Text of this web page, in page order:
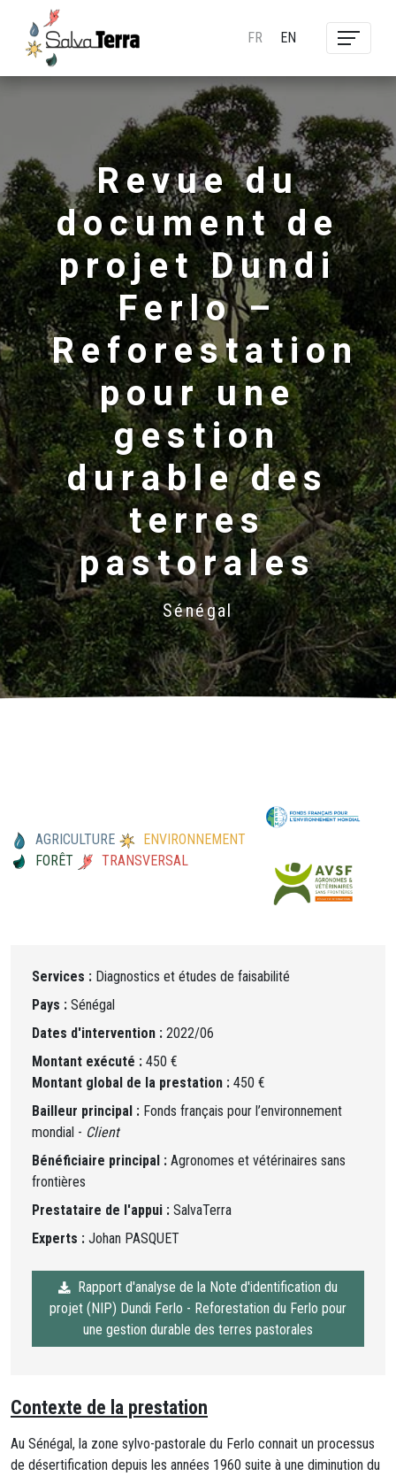
FR EN
Revue du
document de
projet Dundi
Ferlo –
Reforestation
pour une
gestion
durable des
terres
pastorales
Sénégal
AGRICULTURE
ENVIRONNEMENT
FORÊT
TRANSVERSAL
Services : Diagnostics et études de faisabilité
Pays : Sénégal
Dates d'intervention : 2022/06
Montant exécuté : 450 €
Montant global de la prestation : 450 €
Bailleur principal : Fonds français pour l’environnement
mondial - Client
Bénéficiaire principal : Agronomes et vétérinaires sans
frontières
Prestataire de l'appui : SalvaTerra
Experts : Johan PASQUET
Rapport d'analyse de la Note d'identification du
projet (NIP) Dundi Ferlo - Reforestation du Ferlo pour
une gestion durable des terres pastorales
Contexte de la prestation
Au Sénégal, la zone sylvo-pastorale du Ferlo connait un processus
de désertification depuis les années 1960 suite à une diminution du